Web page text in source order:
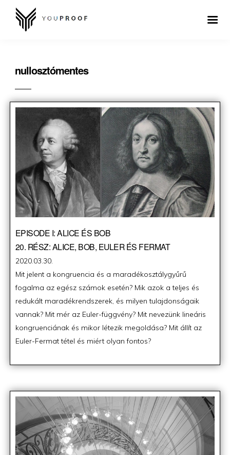
nullosztómentes
EPISODE I: ALICE ÉS BOB
20. RÉSZ: ALICE, BOB, EULER ÉS FERMAT
Posted
on
2020.03.30.
Mit jelent a kongruencia és a maradékosztálygyűrű
fogalma az egész számok esetén? Mik azok a teljes és
redukált maradékrendszerek, és milyen tulajdonságaik
vannak? Mit mér az Euler-függvény? Mit nevezünk lineáris
kongruenciának és mikor létezik megoldása? Mit állít az
Euler-Fermat tétel és miért olyan fontos?